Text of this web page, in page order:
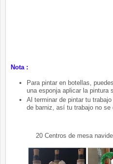
Nota :
Para pintar en botellas,
una esponja aplicar la pintura
Al terminar de pintar tu
de barniz, así tu trabajo no se
20 Centros de mesa